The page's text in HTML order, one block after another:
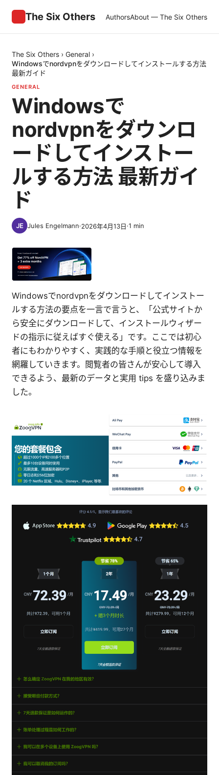
The Six Others AuthorsAbout — The Six Others
The Six Others › General ›
Windowsでnordvpnをダウンロードしてインストールする方法
最新ガイド
GENERAL
Windowsで
nordvpnをダウンロ
ードしてインストー
ルする方法 最新ガイ
ド
Jules Engelmann·2026年4月13日·1 min
Windowsでnordvpnをダウンロードしてインストー
ルする方法の要点を一言で言うと、「公式サイトか
ら安全にダウンロードして、インストールウィザー
ドの指示に従えばすぐ使える」です。ここでは初心
者にもわかりやすく、実践的な手順と役立つ情報を
網羅していきます。閲覧者の皆さんが安心して導入
できるよう、最新のデータと実用 tips を盛り込みま
した。